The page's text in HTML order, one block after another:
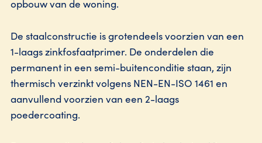
opbouw van de woning.
De staalconstructie is grotendeels voorzien van een
1-laags zinkfosfaatprimer. De onderdelen die
permanent in een semi-buitenconditie staan, zijn
thermisch verzinkt volgens NEN-EN-ISO 1461 en
aanvullend voorzien van een 2-laags
poedercoating.